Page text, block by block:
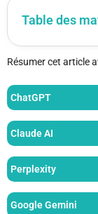
Table des
Résumer cet article
ChatGPT
Claude AI
Perplexity
Google Gemini